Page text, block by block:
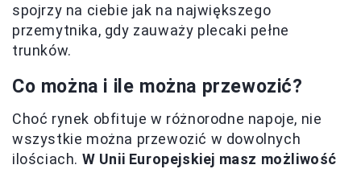
spojrzy na ciebie jak na największego
przemytnika, gdy zauważy plecaki pełne
trunków.
Co można i ile można przewozić?
Choć rynek obfituje w różnorodne napoje, nie
wszystkie można przewozić w dowolnych
ilościach. W Unii Europejskiej masz możliwość